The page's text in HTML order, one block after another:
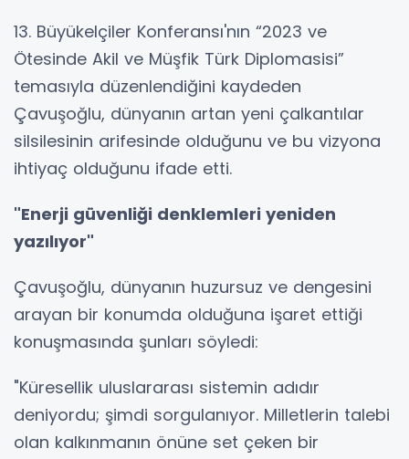
13. Büyükelçiler Konferansı'nın “2023 ve
Ötesinde Akil ve Müşfik Türk Diplomasisi”
temasıyla düzenlendiğini kaydeden
Çavuşoğlu, dünyanın artan yeni çalkantılar
silsilesinin arifesinde olduğunu ve bu vizyona
ihtiyaç olduğunu ifade etti.
"Enerji güvenliği denklemleri yeniden
yazılıyor"
Çavuşoğlu, dünyanın huzursuz ve dengesini
arayan bir konumda olduğuna işaret ettiği
konuşmasında şunları söyledi:
"Küresellik uluslararası sistemin adıdır
deniyordu; şimdi sorgulanıyor. Milletlerin talebi
olan kalkınmanın önüne set çeken bir